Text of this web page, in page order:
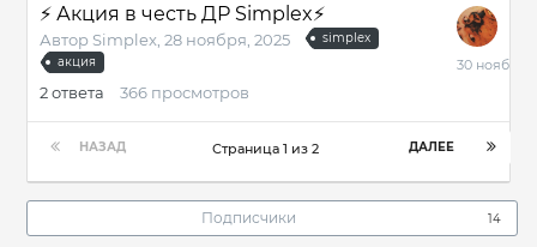
⚡️ Акция в честь ДР Simplex⚡️
Автор Simplex 28 ноября, 2025
simplex
акция
2ответа 366 просмотров
30
НАЗАД ДАЛЕЕ
Страница 1 из 2
Подписчики 14